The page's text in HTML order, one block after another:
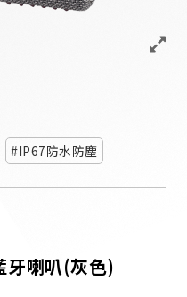
IP67防水防塵
牙喇叭(灰色)